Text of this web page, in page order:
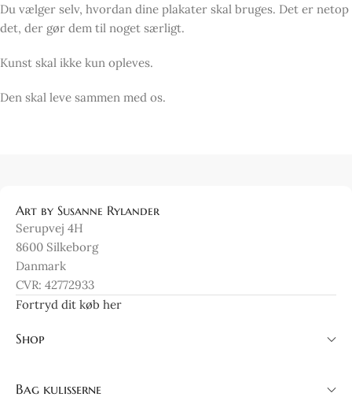
Du vælger selv, hvordan dine plakater skal bruges. Det er netop
det, der gør dem til noget særligt.
Kunst skal ikke kun opleves.
Den skal leve sammen med os.
Art by Susanne Rylander
Serupvej 4H
8600 Silkeborg
Danmark
CVR: 42772933
Fortryd dit køb her
Shop
Bag kulisserne